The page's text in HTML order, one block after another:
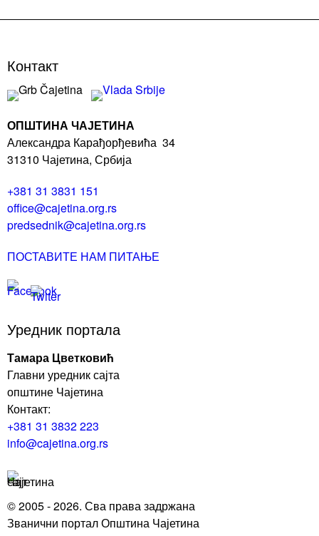
Контакт
ОПШТИНА ЧАЈЕТИНА
Александра Карађорђевића 34
31310 Чајетина, Србија
+381 31 3831 151
office@cajetina.org.rs
predsednik@cajetina.org.rs
ПОСТАВИТЕ НАМ ПИТАЊЕ
Уредник портала
Тамара Цветковић
Главни уредник сајта
општине Чајетина
Контакт:
+381 31 3832 223
info@cajetina.org.rs
© 2005 - 2026. Сва права задржана
Званични портал Општина Чајетина